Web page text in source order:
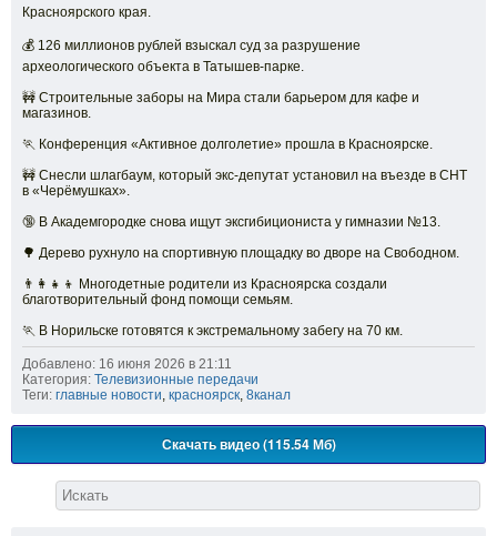
Красноярского края.
💰 126 миллионов рублей взыскал суд за разрушение
археологического объекта в Татышев-парке.
🚧 Строительные заборы на Мира стали барьером для кафе и
магазинов.
🏃 Конференция «Активное долголетие» прошла в Красноярске.
🚧 Снесли шлагбаум, который экс-депутат установил на въезде в СНТ
в «Черёмушках».
🔞 В Академгородке снова ищут эксгибициониста у гимназии №13.
🌳 Дерево рухнуло на спортивную площадку во дворе на Свободном.
👨👩👧👦 Многодетные родители из Красноярска создали
благотворительный фонд помощи семьям.
🏃 В Норильске готовятся к экстремальному забегу на 70 км.
Добавлено: 16 июня 2026 в 21:11
Категория: Телевизионные передачи
Теги: главные новости красноярск 8канал
Скачать видео (115.54 Мб)